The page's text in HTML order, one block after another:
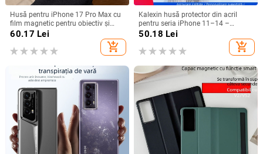
Husă pentru iPhone 17 Pro Max cu
film magnetic pentru obiectiv și
protecție completă, verde
60.17 Lei
add_shopping_cart
Kalexin husă protector din acril
pentru seria iPhone 11–14 –
rezistentă la uzură și la cădere,
personalizabilă, confecționată prin
turnare din plastic, stiluri
50.18 Lei
add_shopping_cart